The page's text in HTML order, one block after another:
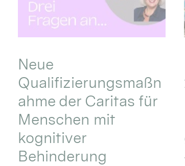
Neue
Qualifizierungsmaßn
ahme der Caritas für
Menschen mit
kognitiver
Behinderung